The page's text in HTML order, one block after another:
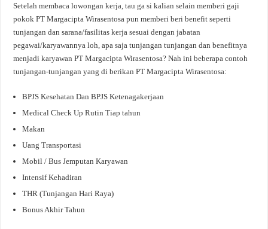
Setelah membaca lowongan kerja, tau ga si kalian selain memberi gaji
pokok PT Margacipta Wirasentosa pun memberi beri benefit seperti
tunjangan dan sarana/fasilitas kerja sesuai dengan jabatan
pegawai/karyawannya loh, apa saja tunjangan tunjangan dan benefitnya
menjadi karyawan PT Margacipta Wirasentosa? Nah ini beberapa contoh
tunjangan-tunjangan yang di berikan PT Margacipta Wirasentosa:
BPJS Kesehatan Dan BPJS Ketenagakerjaan
Medical Check Up Rutin Tiap tahun
Makan
Uang Transportasi
Mobil / Bus Jemputan Karyawan
Intensif Kehadiran
THR (Tunjangan Hari Raya)
Bonus Akhir Tahun